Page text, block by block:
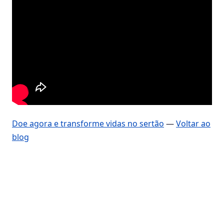
Doe agora e transforme vidas no sertão —Voltar ao
blog